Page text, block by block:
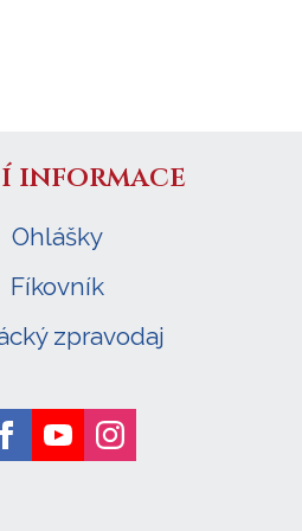
informace
Ohlášky
Fíkovník
zpravodaj